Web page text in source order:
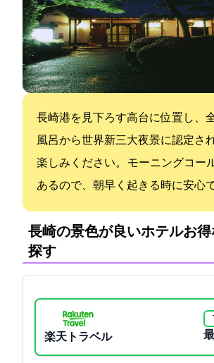
長崎港を見下ろす高台に位置し、
風呂から世界新三大夜景に認定さ
楽しみください。 モーニングコー
あるので、朝早く起きる時に安心
長崎の景色が良いホテル:お
探す
楽天トラベル